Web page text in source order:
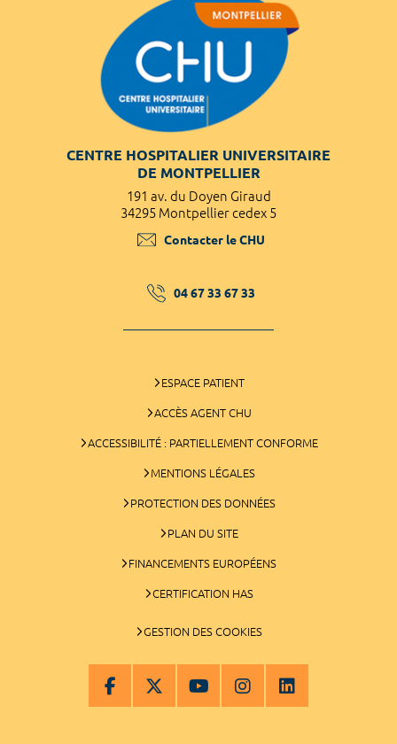
CENTRE HOSPITALIER UNIVERSITAIRE
DE MONTPELLIER
191 av. du Doyen Giraud
34295 Montpellier cedex 5
Contacter le CHU
04 67 33 67 33
ESPACE PATIENT
ACCÈS AGENT CHU
ACCESSIBILITÉ : PARTIELLEMENT CONFORME
MENTIONS LÉGALES
PROTECTION DES DONNÉES
PLAN DU SITE
FINANCEMENTS EUROPÉENS
CERTIFICATION HAS
GESTION DES COOKIES